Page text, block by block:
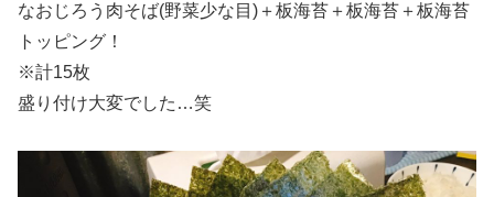
なおじろう肉そば(野菜少な目)＋板海苔＋板海苔＋板海苔
トッピング！
※計15枚
盛り付け大変でした…笑